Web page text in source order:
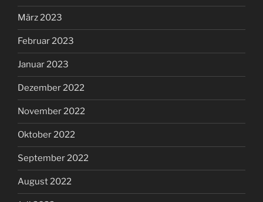
März 2023
Februar 2023
Januar 2023
Dezember 2022
November 2022
Oktober 2022
September 2022
August 2022